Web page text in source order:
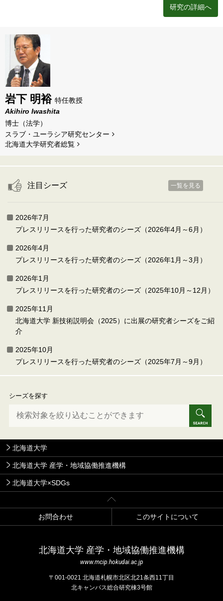
研究の詳細へ
岩下 明裕 特任教授
Akihiro Iwashita
博士（法学）
スラブ・ユーラシア研究センター
北海道⼤学研究者総覧
注目シーズ 一覧を見る
2026年7月
プレスリリースを行った研究者のシーズ（2026年4月～6月）
2026年4月
プレスリリースを行った研究者のシーズ（2026年1月～3月）
2026年1月
プレスリリースを行った研究者のシーズ（2025年10月～12月）
2025年11月
北海道大学 新技術説明会（2025）に出展の研究者シーズをご紹
介
2025年10月
プレスリリースを行った研究者のシーズ（2025年7月～9月）
シーズを探す
北海道大学
北海道大学 産学・地域協働推進機構
北海道大学×SDGs
お問合わせ このサイトについて
北海道⼤学 産学・地域協働推進機構
www.mcip.hokudai.ac.jp
〒001-0021 北海道札幌市北区北21条⻄11丁⽬
北キャンパス総合研究棟3号館